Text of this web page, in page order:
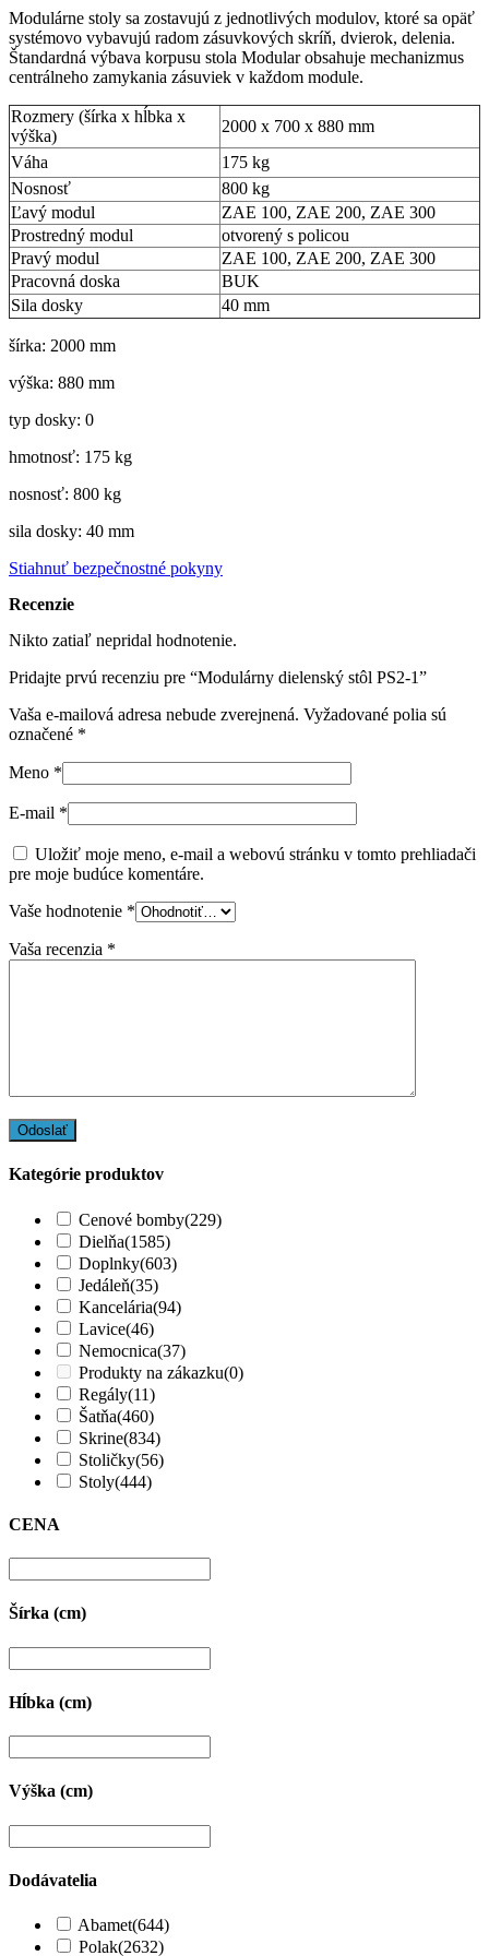
Modulárne stoly sa zostavujú z jednotlivých modulov, ktoré sa opäť
systémovo vybavujú radom zásuvkových skríň, dvierok, delenia.
Štandardná výbava korpusu stola Modular obsahuje mechanizmus
centrálneho zamykania zásuviek v každom module.
Rozmery (šírka x hĺbka x
výška)
2000 x 700 x 880 mm
Váha
175 kg
Nosnosť
800 kg
Ľavý modul
ZAE 100, ZAE 200, ZAE 300
Prostredný modul
otvorený s policou
Pravý modul
ZAE 100, ZAE 200, ZAE 300
Pracovná doska
BUK
Sila dosky
40 mm
šírka: 2000 mm
výška: 880 mm
typ dosky: 0
hmotnosť: 175 kg
nosnosť: 800 kg
sila dosky: 40 mm
Stiahnuť bezpečnostné pokyny
Recenzie
Nikto zatiaľ nepridal hodnotenie.
Pridajte prvú recenziu pre “Modulárny dielenský stôl PS2-1”
Vaša e-mailová adresa nebude zverejnená. Vyžadované polia sú
označené *
Meno *
E-mail *
Uložiť moje meno, e-mail a webovú stránku v tomto prehliadači
pre moje budúce komentáre.
Vaše hodnotenie *
Vaša recenzia *
Kategórie produktov
Cenové bomby(229)
Dielňa(1585)
Doplnky(603)
Jedáleň(35)
Kancelária(94)
Lavice(46)
Nemocnica(37)
Produkty na zákazku(0)
Regály(11)
Šatňa(460)
Skrine(834)
Stoličky(56)
Stoly(444)
CENA
Šírka (cm)
Hĺbka (cm)
Výška (cm)
Dodávatelia
Abamet(644)
Polak(2632)